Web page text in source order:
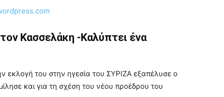
Κασσελάκη -Καλύπτει ένα
του στην ηγεσία του ΣΥΡΙΖΑ εξαπέλυσε ο
και για τη σχέση του νέου προέδρου του